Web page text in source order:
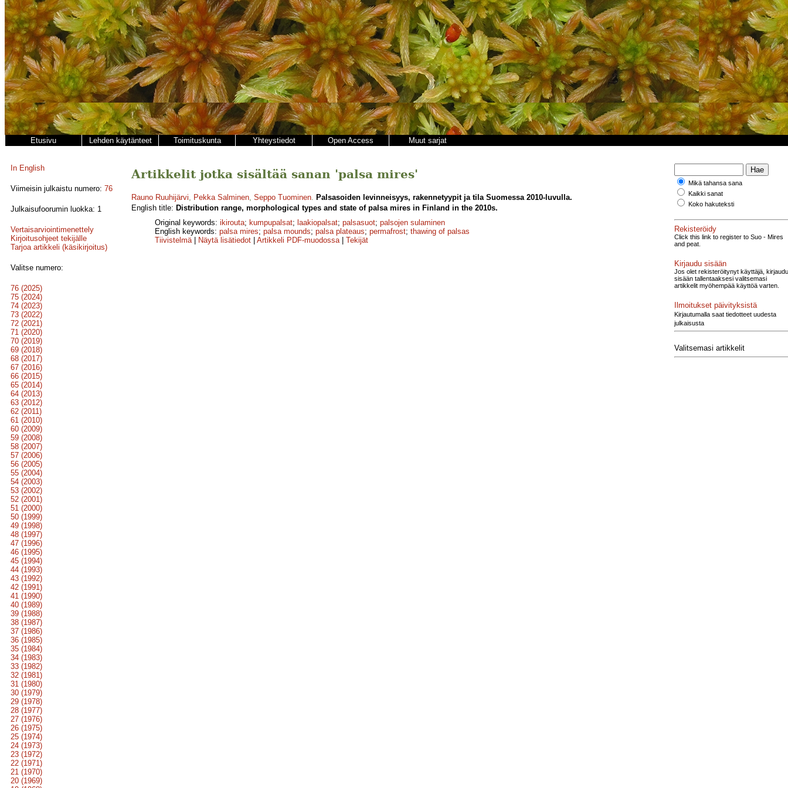
Etusivu Lehden käytänteet Toimituskunta Yhteystiedot Open Access Muut sarjat
In English
Viimeisin julkaistu numero: 76
Julkaisufoorumin luokka: 1
Vertaisarviointimenettely
Kirjoitusohjeet tekijälle
Tarjoa artikkeli (käsikirjoitus)
Valitse numero:
76 (2025)
75 (2024)
74 (2023)
73 (2022)
72 (2021)
71 (2020)
70 (2019)
69 (2018)
68 (2017)
67 (2016)
66 (2015)
65 (2014)
64 (2013)
63 (2012)
62 (2011)
61 (2010)
60 (2009)
59 (2008)
58 (2007)
57 (2006)
56 (2005)
55 (2004)
54 (2003)
53 (2002)
52 (2001)
51 (2000)
50 (1999)
49 (1998)
48 (1997)
47 (1996)
46 (1995)
45 (1994)
44 (1993)
43 (1992)
42 (1991)
41 (1990)
40 (1989)
39 (1988)
38 (1987)
37 (1986)
36 (1985)
35 (1984)
34 (1983)
33 (1982)
32 (1981)
31 (1980)
30 (1979)
29 (1978)
28 (1977)
27 (1976)
26 (1975)
25 (1974)
24 (1973)
23 (1972)
22 (1971)
21 (1970)
20 (1969)
Artikkelit jotka sisältää sanan 'palsa mires'
Rauno Ruuhijärvi, Pekka Salminen, Seppo Tuominen. Palsasoiden levinneisyys, rakennetyypit ja tila Suomessa 2010-luvulla.
English title: Distribution range, morphological types and state of palsa mires in Finland in the 2010s.
Original keywords: ikirouta; kumpupalsat; laakiopalsat; palsasuot; palsojen sulaminen
English keywords: palsa mires; palsa mounds; palsa plateaus; permafrost; thawing of palsas
Tiivistelmä| Näytä lisätiedot Artikkeli PDF-muodossa| Tekijät
Mikä tahansa sana
Kaikki sanat
Koko hakuteksti
Rekisteröidy
Click this link to register to Suo - Mires
and peat.
Kirjaudu sisään
Jos olet rekisteröitynyt käyttäjä, kirjaudu
sisään tallentaaksesi valitsemasi
artikkelit myöhempää käyttöä varten.
Ilmoitukset päivityksistä
Kirjautumalla saat tiedotteet uudesta
julkaisusta
Valitsemasi artikkelit